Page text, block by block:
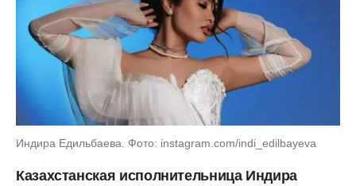
Индира Едильбаева. Фото: instagram.com/indi_edilbayeva
Казахстанская исполнительница Индира